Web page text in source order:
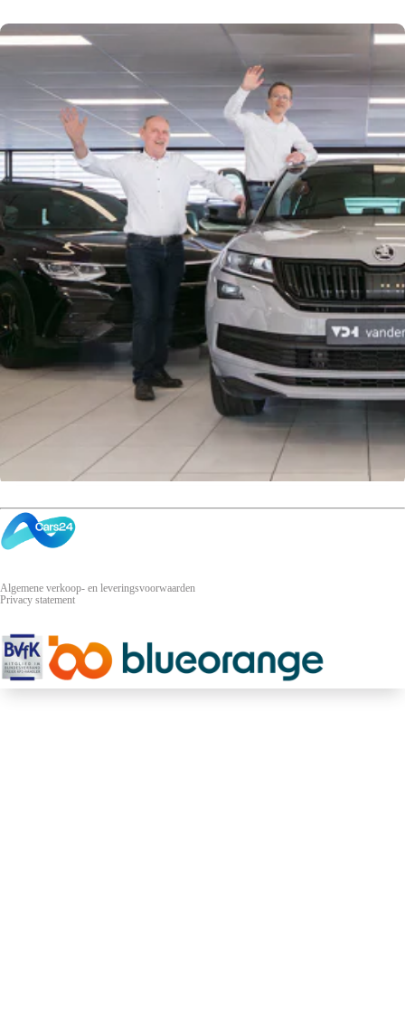
Algemene verkoop- en leveringsvoorwaarden
Privacy statement